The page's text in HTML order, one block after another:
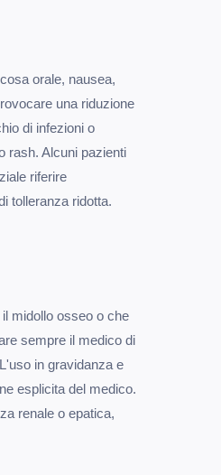
orale, nausea,
una riduzione
di infezioni o
rash. Alcuni pazienti
riferire
tolleranza ridotta.
midollo osseo o che
sempre il medico di
in gravidanza e
esplicita del medico.
renale o epatica,